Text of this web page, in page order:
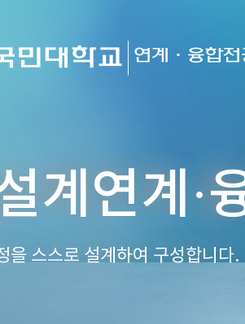
계연계·
을 스스로 설계하여 구성합니다.